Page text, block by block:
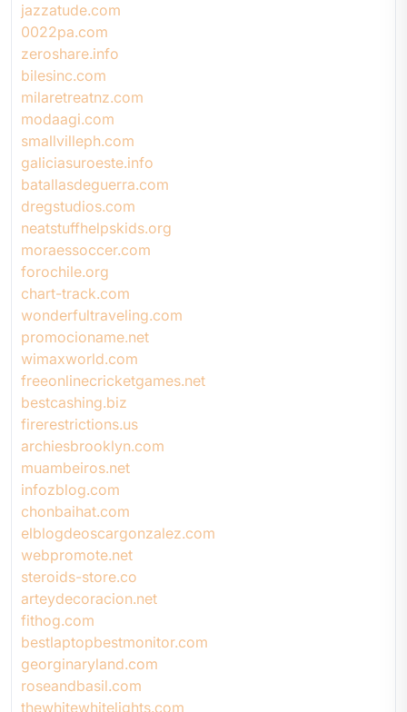
jazzatude.com
0022pa.com
zeroshare.info
bilesinc.com
milaretreatnz.com
modaagi.com
smallvilleph.com
galiciasuroeste.info
batallasdeguerra.com
dregstudios.com
neatstuffhelpskids.org
moraessoccer.com
forochile.org
chart-track.com
wonderfultraveling.com
promocioname.net
wimaxworld.com
freeonlinecricketgames.net
bestcashing.biz
firerestrictions.us
archiesbrooklyn.com
muambeiros.net
infozblog.com
chonbaihat.com
elblogdeoscargonzalez.com
webpromote.net
steroids-store.co
arteydecoracion.net
fithog.com
bestlaptopbestmonitor.com
georginaryland.com
roseandbasil.com
thewhitewhitelights.com